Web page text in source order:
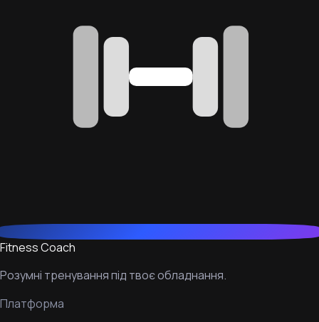
Fitness Coach
Розумні тренування під твоє обладнання.
Платформа